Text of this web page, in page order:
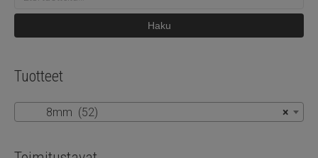
Haku
Tuotteet
×
8mm (52)